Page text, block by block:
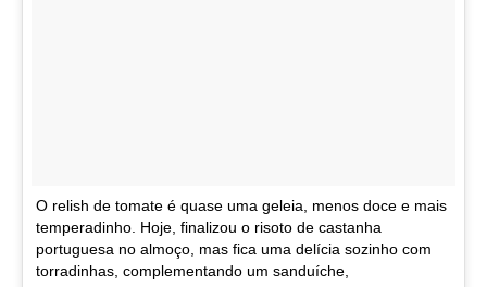
O relish de tomate é quase uma geleia, menos doce e mais
temperadinho. Hoje, finalizou o risoto de castanha
portuguesa no almoço, mas fica uma delícia sozinho com
torradinhas, complementando um sanduíche,